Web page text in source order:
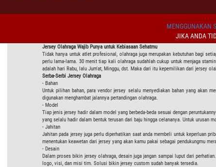
MENGGUNAKAN
JIKA ANDA
Jersey Olahraga Wajib Punya untuk Kebiasaan Sehatmu
Tidak hanya untuk atlet profesional, olahraga juga merupakan kebutuhan bagi
perlu lama-lama. 30 menit tiap kali olahraga sudahlah cukup untuk menjaga
adalah hari Rabu, lalu Jum'at, Minggu, dst. Maka dari itu kepemilikan dari jersey
Serba-Serbi Jersey Olahraga
- Bahan
Untuk pilihan bahan, para vendor jersey selalu menyediakan bahan yang akan
digunakan menghambat jalannya pertandingan olahraga.
- Model
Tiap jenis jersey hadir dalam model yang berbeda-beda sesuai dengan
yang selalu hadir dalam bentuk terusan dari baju hingga celananya. Untuk urusan
- Jahitan
Jahitan pada jersey juga perlu diperhatikan saat anda membeli untuk keperluan
menentukan keawetan dari jersey yang akan kamu pakai sebagai pendukungmu
- Desain
Dalam proses bikin jersey olahraga, desain juga jangan sampai luput dari
logo, visi, dan misi tim. Solusi bikin jersey custom sudah banyak tersedia.